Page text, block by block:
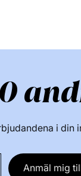
i din
Anmäl mig